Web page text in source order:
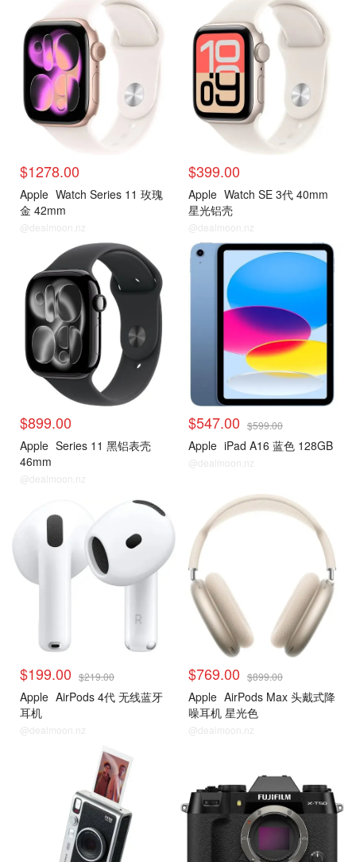
$1278.00
Apple Watch Series 11 玫瑰
金 42mm
@dealmoon.nz
$399.00
Apple Watch SE 3代 40mm
星光铝壳
@dealmoon.nz
$899.00
Apple Series 11 黑铝表壳
46mm
@dealmoon.nz
$547.00 $599.00
Apple iPad A16 蓝色 128GB
@dealmoon.nz
$199.00 $219.00
Apple AirPods 4代 ​​​​​​​无线蓝牙
耳机
@dealmoon.nz
$769.00 $899.00
Apple AirPods Max 头戴式降
噪耳机 星光色
@dealmoon.nz